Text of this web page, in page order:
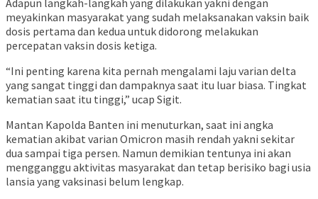
Adapun langkah-langkah yang dilakukan yakni dengan
meyakinkan masyarakat yang sudah melaksanakan vaksin baik
dosis pertama dan kedua untuk didorong melakukan
percepatan vaksin dosis ketiga.
“Ini penting karena kita pernah mengalami laju varian delta
yang sangat tinggi dan dampaknya saat itu luar biasa. Tingkat
kematian saat itu tinggi,” ucap Sigit.
Mantan Kapolda Banten ini menuturkan, saat ini angka
kematian akibat varian Omicron masih rendah yakni sekitar
dua sampai tiga persen. Namun demikian tentunya ini akan
mengganggu aktivitas masyarakat dan tetap berisiko bagi usia
lansia yang vaksinasi belum lengkap.